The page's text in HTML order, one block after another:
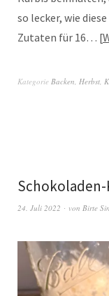
so lecker, wie
Zutaten für 16…
Kategorie Backen, Herbst,
Schokoladen-
24. Juli 2022 von Birte